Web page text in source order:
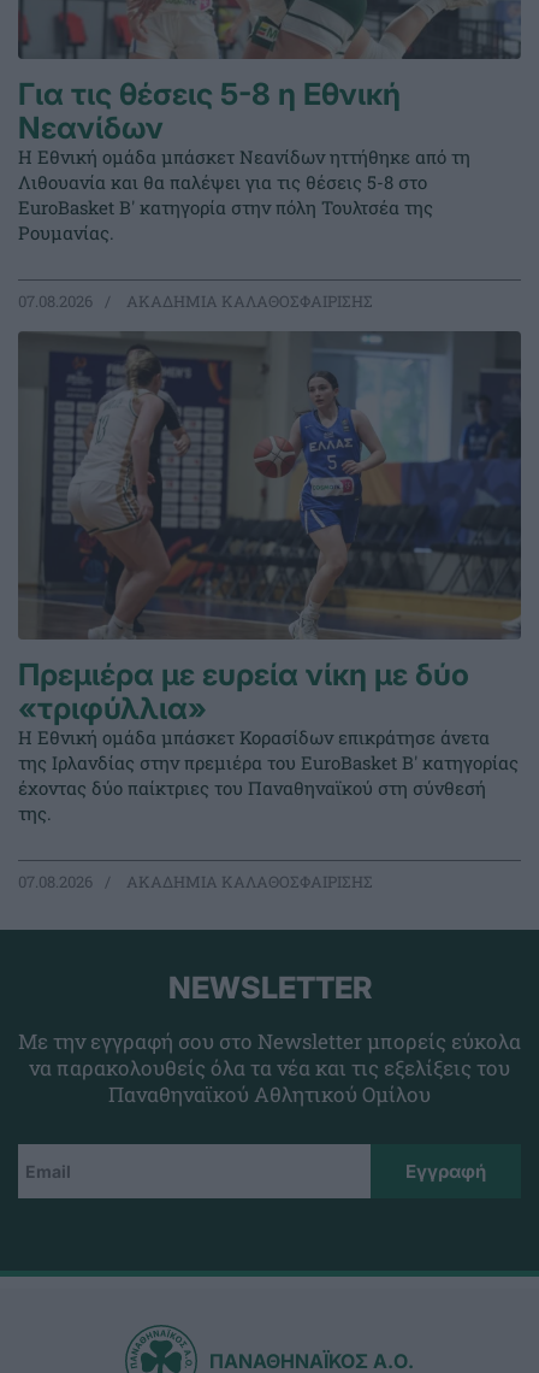
Για τις θέσεις 5-8 η Εθνική
Νεανίδων
Η Εθνική ομάδα μπάσκετ Νεανίδων ηττήθηκε από τη
Λιθουανία και θα παλέψει για τις θέσεις 5-8 στο
EuroBasket Β' κατηγορία στην πόλη Τουλτσέα της
Ρουμανίας.
07.08.2026 ΑΚΑΔΗΜΙΑ ΚΑΛΑΘΟΣΦΑΙΡΙΣΗΣ
Πρεμιέρα με ευρεία νίκη με δύο
«τριφύλλια»
Η Εθνική ομάδα μπάσκετ Κορασίδων επικράτησε άνετα
της Ιρλανδίας στην πρεμιέρα του EuroBasket Β' κατηγορίας
έχοντας δύο παίκτριες του Παναθηναϊκού στη σύνθεσή
της.
07.08.2026 ΑΚΑΔΗΜΙΑ ΚΑΛΑΘΟΣΦΑΙΡΙΣΗΣ
NEWSLETTER
Με την εγγραφή σου στο Newsletter μπορείς εύκολα
να παρακολουθείς όλα τα νέα και τις εξελίξεις του
Παναθηναϊκού Αθλητικού Ομίλου
ΠΑΝΑΘΗΝΑΪΚΟΣ Α.Ο.